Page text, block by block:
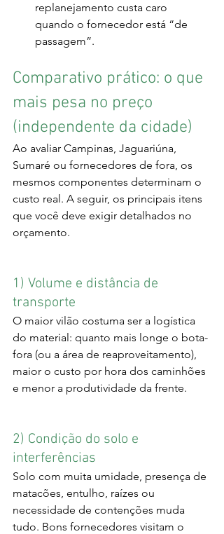
replanejamento custa caro
quando o fornecedor está “de
passagem”.
Comparativo prático: o que
mais pesa no preço
(independente da cidade)
Ao avaliar Campinas, Jaguariúna,
Sumaré ou fornecedores de fora, os
mesmos componentes determinam o
custo real. A seguir, os principais itens
que você deve exigir detalhados no
orçamento.
1) Volume e distância de
transporte
O maior vilão costuma ser a logística
do material: quanto mais longe o bota-
fora (ou a área de reaproveitamento),
maior o custo por hora dos caminhões
e menor a produtividade da frente.
2) Condição do solo e
interferências
Solo com muita umidade, presença de
matacões, entulho, raízes ou
necessidade de contenções muda
tudo. Bons fornecedores visitam o